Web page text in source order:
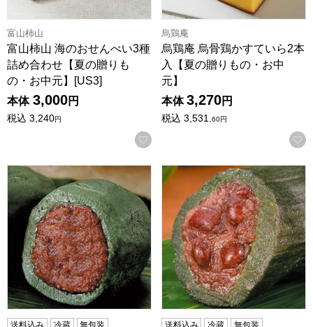
富山柿山
富山柿山 海のおせんべい3種
詰め合わせ【夏の贈りも
の・お中元】[US3]
本体 3,000円
税込 3,240円
お気に入りに登録する
烏鶏庵
烏鶏庵 烏骨鶏かすていら2本
入【夏の贈りもの・お中
元】
本体 3,270円
税込 3,531.60円
新潟 新潟森林農園 笹団子 こしあん 20個【夏の贈りもの・
送料込み 冷蔵 無包装
新潟 新潟森林農園 笹団子 つ
送料込み 冷蔵 無包装